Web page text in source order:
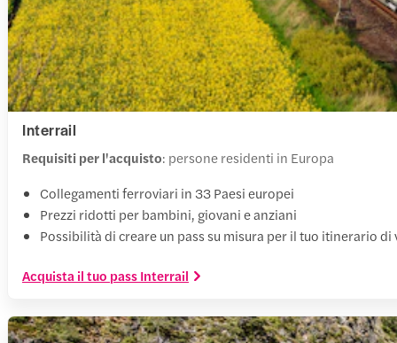
Interrail
Requisiti per l'acquisto: persone residenti in Europa
Collegamenti ferroviari in 33 Paesi europei
Prezzi ridotti per bambini, giovani e anziani
Possibilità di creare un pass su misura per il tuo itinerario
Acquista il tuo pass Interrail